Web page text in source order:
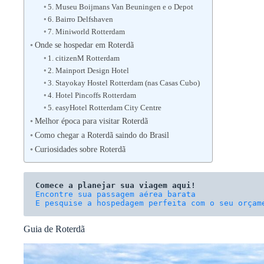
5. Museu Boijmans Van Beuningen e o Depot
6. Bairro Delfshaven
7. Miniworld Rotterdam
Onde se hospedar em Roterdã
1. citizenM Rotterdam
2. Mainport Design Hotel
3. Stayokay Hostel Rotterdam (nas Casas Cubo)
4. Hotel Pincoffs Rotterdam
5. easyHotel Rotterdam City Centre
Melhor época para visitar Roterdã
Como chegar a Roterdã saindo do Brasil
Curiosidades sobre Roterdã
Comece a planejar sua viagem aqui!
E pesquise a hospedagem perfeita com o seu
Guia de Roterdã